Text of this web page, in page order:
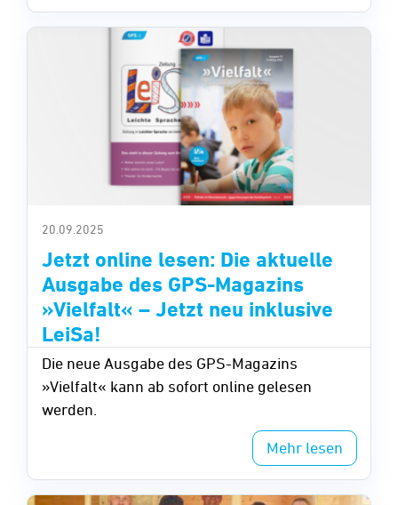
20.09.2025
Jetzt online lesen: Die aktuelle
Ausgabe des GPS-Magazins
»Vielfalt« – Jetzt neu inklusive
LeiSa!
Die neue Ausgabe des GPS-Magazins
»Vielfalt« kann ab sofort online gelesen
werden.
Mehr lesen